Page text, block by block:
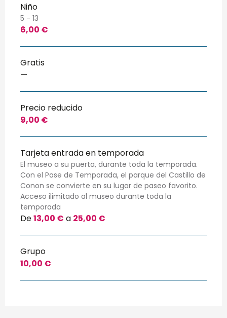
Niño
5 - 13
6,00 €
Gratis
—
Precio reducido
9,00 €
Tarjeta entrada en temporada
El museo a su puerta, durante toda la temporada.
Con el Pase de Temporada, el parque del Castillo de
Conon se convierte en su lugar de paseo favorito.
Acceso ilimitado al museo durante toda la
temporada
De13,00 € a 25,00 €
Grupo
10,00 €